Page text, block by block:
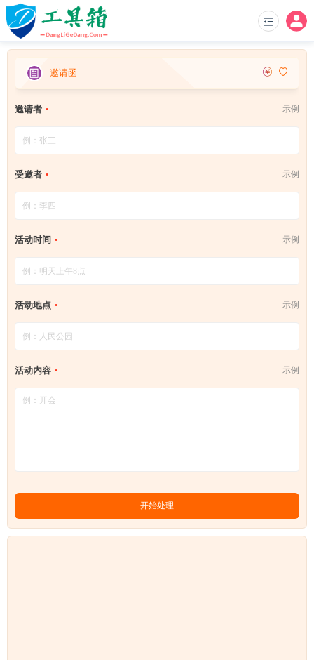
邀请函
邀请者 示例
受邀者 示例
活动时间 示例
活动地点 示例
活动内容 示例
开始处理